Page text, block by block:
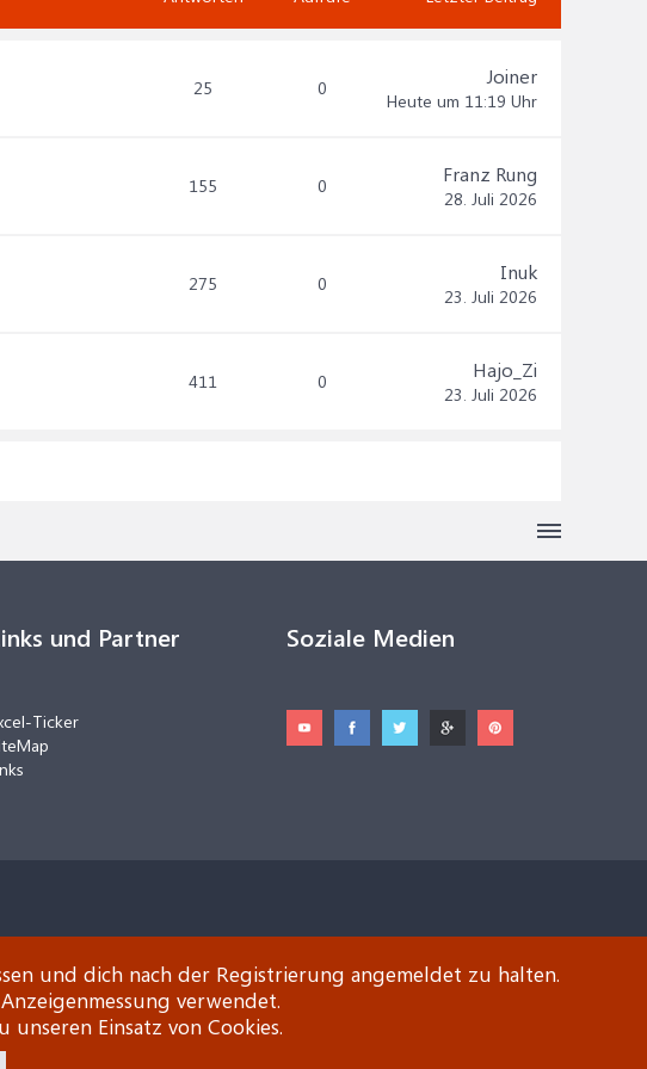
25 0 Joiner
Heute um 11:19 Uhr
155 0 Franz Rung
28. Juli 2026
275 0 Inuk
23. Juli 2026
411 0 Hajo_Zi
23. Juli 2026
und Partner
Ticker
Soziale Medien
und dich nach der Registrierung angemeldet zu halten.
verwendet.
Einsatz von Cookies.